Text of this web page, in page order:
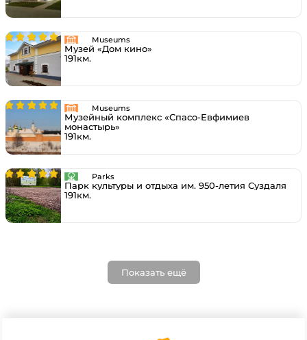
Museums
Музей «Дом кино»
191км.
Museums
Музейный комплекс «Спасо-Евфимиев
монастырь»
191км.
Parks
Парк культуры и отдыха им. 950-летия Суздаля
191км.
Показать ещё